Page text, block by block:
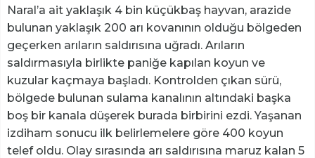
Naral’a ait yaklaşık 4 bin küçükbaş hayvan, arazide
bulunan yaklaşık 200 arı kovanının olduğu bölgeden
geçerken arıların saldırısına uğradı. Arıların
saldırmasıyla birlikte paniğe kapılan koyun ve
kuzular kaçmaya başladı. Kontrolden çıkan sürü,
bölgede bulunan sulama kanalının altındaki başka
boş bir kanala düşerek burada birbirini ezdi. Yaşanan
izdiham sonucu ilk belirlemelere göre 400 koyun
telef oldu. Olay sırasında arı saldırısına maruz kalan 5